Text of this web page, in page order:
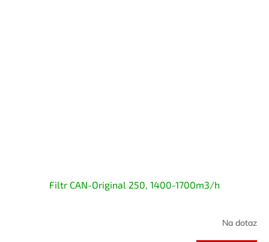
Filtr CAN-Original 250, 1400-1700m3/h
Na dotaz